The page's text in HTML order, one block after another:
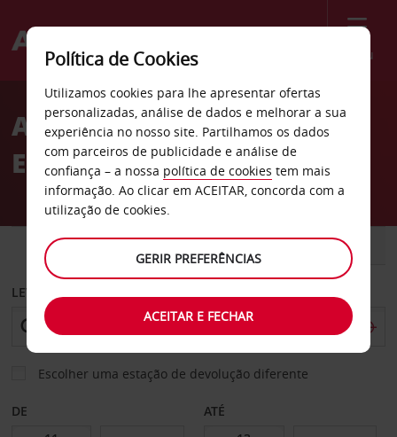
Menu
Welcome
AvisAluguer de carros Koskelo
Espoo
CARRO COMERCIAIS
LEVANTAR EM
Escolher uma estação de devolução diferente
DE ATÉ
Política de Cookies
Utilizamos cookies para lhe apresentar ofertas
personalizadas, análise de dados e melhorar a sua
experiência no nosso site. Partilhamos os dados
com parceiros de publicidade e análise de
confiança – a nossa política de cookies tem mais
informação. Ao clicar em ACEITAR, concorda com a
utilização de cookies.
GERIR PREFERÊNCIAS
ACEITAR E FECHAR